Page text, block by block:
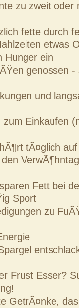
zu zweit oder
fette durch
etwas
Hunger ein
genossen
und
zum Einkaufen
tÃ¤glich
Fett bei
Sport
zu
Frust Esser?
GetrÃ¤nke,